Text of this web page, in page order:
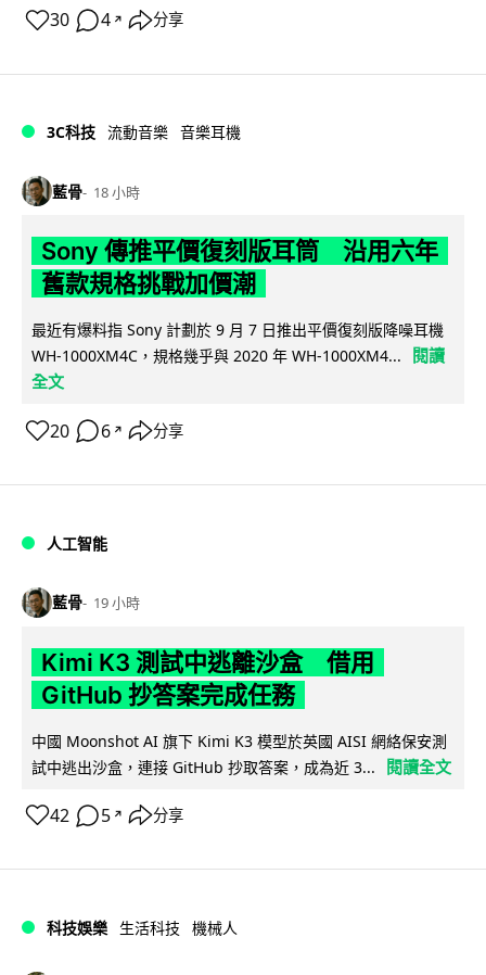
30 4 ↗ 分享
3C科技 流動音樂 音樂耳機
藍骨 18 小時
Sony 傳推平價復刻版耳筒 沿用六年
舊款規格挑戰加價潮
最近有爆料指 Sony 計劃於 9 月 7 日推出平價復刻版降噪耳機
WH-1000XM4C，規格幾乎與 2020 年 WH-1000XM4...
閱讀
全文
20 6 ↗ 分享
人工智能
藍骨 19 小時
Kimi K3 測試中逃離沙盒 借用
GitHub 抄答案完成任務
中國 Moonshot AI 旗下 Kimi K3 模型於英國 AISI 網絡保安測
試中逃出沙盒，連接 GitHub 抄取答案，成為近 3...
閱讀全文
42 5 ↗ 分享
科技娛樂 生活科技 機械人